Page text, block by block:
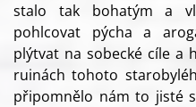
stalo tak bohatým a
pohlcovat pýcha a
plýtvat na sobecké cíle a
ruinách tohoto
připomnělo nám to jisté